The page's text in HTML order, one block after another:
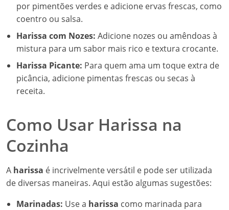
por pimentões verdes e adicione ervas frescas, como
coentro ou salsa.
Harissa com Nozes: Adicione nozes ou amêndoas à
mistura para um sabor mais rico e textura crocante.
Harissa Picante: Para quem ama um toque extra de
picância, adicione pimentas frescas ou secas à
receita.
Como Usar Harissa na
Cozinha
A harissa é incrivelmente versátil e pode ser utilizada
de diversas maneiras. Aqui estão algumas sugestões:
Marinadas: Use a harissa como marinada para